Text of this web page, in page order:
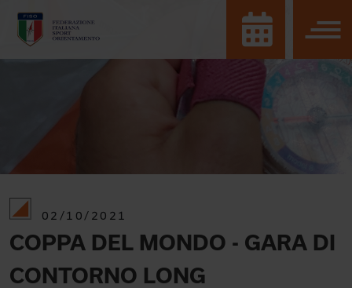
02/10/2021
COPPA DEL MONDO - GARA DI
CONTORNO LONG